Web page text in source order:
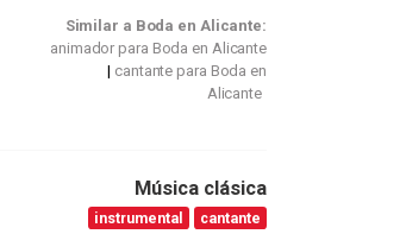
Similar a Boda en Alicante:
animador para Boda en Alicante
cantante para Boda en
Alicante
Música clásica
instrumental cantante